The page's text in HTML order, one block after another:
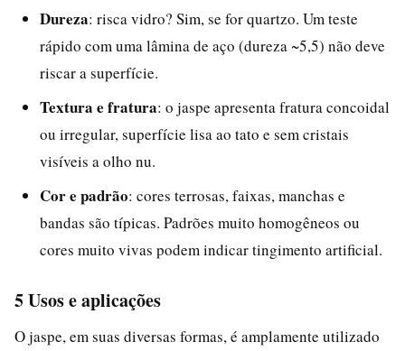
Dureza: risca vidro? Sim, se for quartzo. Um teste
rápido com uma lâmina de aço (dureza ~5,5) não deve
riscar a superfície.
Textura e fratura: o jaspe apresenta fratura concoidal
ou irregular, superfície lisa ao tato e sem cristais
visíveis a olho nu.
Cor e padrão: cores terrosas, faixas, manchas e
bandas são típicas. Padrões muito homogêneos ou
cores muito vivas podem indicar tingimento artificial.
5 Usos e aplicações
O jaspe, em suas diversas formas, é amplamente utilizado